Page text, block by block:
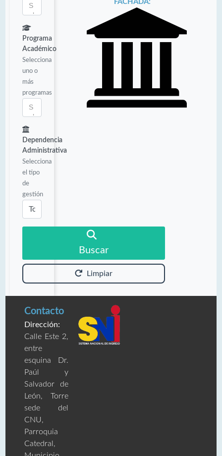
Programa
Académico
Selecciona
uno o
más
programas
Dependencia
Administrativa
Selecciona
el tipo
de
gestión
Buscar
Limpiar
FACHADA:
Contacto
Dirección:
Calle Este 2,
entre
esquina Dr.
Paúl y
Salvador de
León, Torre
sede del
CNU,
Parroquia
Catedral,